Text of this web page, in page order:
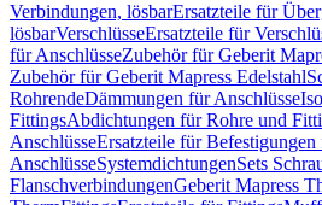
Verbindungen, lösbarErsatzteile für
lösbarVerschlüsseErsatzteile für
für AnschlüsseZubehör für Geberit
Zubehör für Geberit Mapress Edelstahl
RohrendeDämmungen für Anschlüsse
FittingsAbdichtungen für Rohre und
AnschlüsseErsatzteile für Befestigungen
AnschlüsseSystemdichtungenSets
FlanschverbindungenGeberit Mapress